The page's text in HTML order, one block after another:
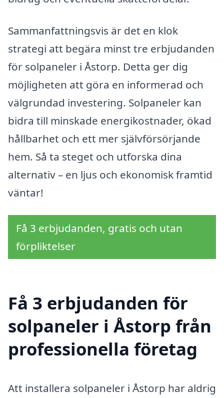
Sammanfattningsvis är det en klok
strategi att begära minst tre erbjudanden
för solpaneler i Åstorp. Detta ger dig
möjligheten att göra en informerad och
välgrundad investering. Solpaneler kan
bidra till minskade energikostnader, ökad
hållbarhet och ett mer självförsörjande
hem. Så ta steget och utforska dina
alternativ – en ljus och ekonomisk framtid
väntar!
Få 3 erbjudanden, gratis och utan
förpliktelser
Få 3 erbjudanden för
solpaneler i Åstorp från
professionella företag
Att installera solpaneler i Åstorp har aldrig